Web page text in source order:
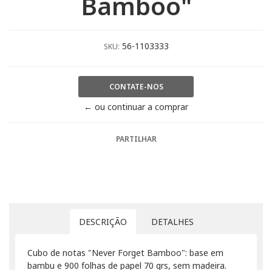
SKU: 56-1103333
CONTATE-NOS
← ou continuar a comprar
PARTILHAR
DESCRIÇÃO DETALHES
Cubo de notas "Never Forget Bamboo": base em
bambu e 900 folhas de papel 70 grs, sem madeira.